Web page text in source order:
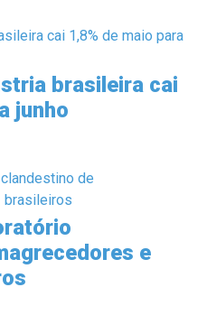
brasileira cai
junho
e